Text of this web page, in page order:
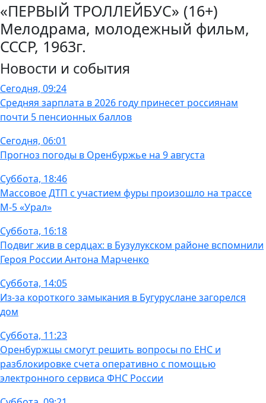
«ПЕРВЫЙ ТРОЛЛЕЙБУС» (16+)
Мелодрама, молодежный фильм,
СССР, 1963г.
Новости и события
Сегодня, 09:24
Средняя зарплата в 2026 году принесет россиянам
почти 5 пенсионных баллов
Сегодня, 06:01
Прогноз погоды в Оренбуржье на 9 августа
Суббота, 18:46
Массовое ДТП с участием фуры произошло на трассе
М-5 «Урал»
Суббота, 16:18
Подвиг жив в сердцах: в Бузулукском районе вспомнили
Героя России Антона Марченко
Суббота, 14:05
Из-за короткого замыкания в Бугуруслане загорелся
дом
Суббота, 11:23
Оренбуржцы смогут решить вопросы по ЕНС и
разблокировке счета оперативно с помощью
электронного сервиса ФНС России